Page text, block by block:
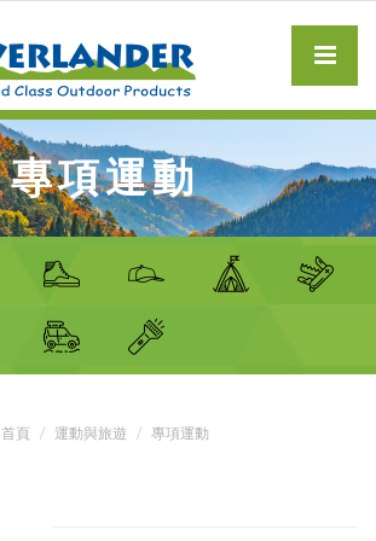
專項運動
首頁 運動與旅遊 專項運動